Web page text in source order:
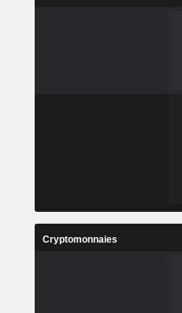
Cryptomonnaies